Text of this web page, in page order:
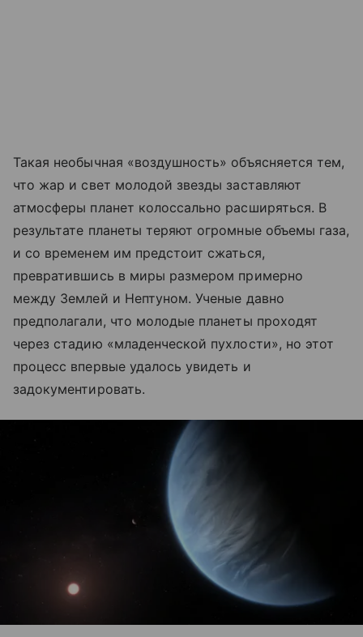
Такая необычная «воздушность» объясняется тем,
что жар и свет молодой звезды заставляют
атмосферы планет колоссально расширяться. В
результате планеты теряют огромные объемы газа,
и со временем им предстоит сжаться,
превратившись в миры размером примерно
между Землей и Нептуном. Ученые давно
предполагали, что молодые планеты проходят
через стадию «младенческой пухлости», но этот
процесс впервые удалось увидеть и
задокументировать.